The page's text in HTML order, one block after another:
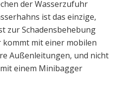
der Wasserzufuhr
ist das einzige,
zur Schadensbehebung
mit einer mobilen
Außenleitungen, und nicht
einem Minibagger